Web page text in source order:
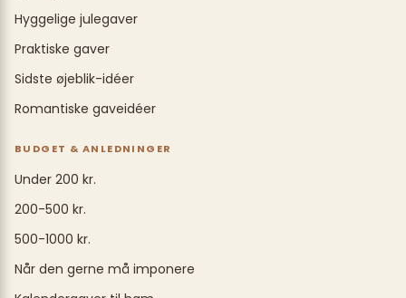
Hyggelige julegaver
Praktiske gaver
Sidste øjeblik-idéer
Romantiske gaveidéer
BUDGET & ANLEDNINGER
Under 200 kr.
200-500 kr.
500-1000 kr.
Når den gerne må imponere